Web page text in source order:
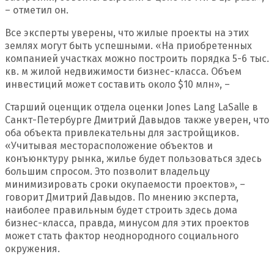
– отметил он.
Все эксперты уверены, что жилые проекты на этих
землях могут быть успешными. «На приобретенных
компанией участках можно построить порядка 5-6 тыс.
кв. м жилой недвижимости бизнес-класса. Объем
инвестиций может составить около $10 млн», –
Старший оценщик отдела оценки Jones Lang LaSalle в
Санкт-Петербурге Дмитрий Давыдов также уверен, что
оба объекта привлекательны для застройщиков.
«Учитывая месторасположение объектов и
конъюнктуру рынка, жилье будет пользоваться здесь
большим спросом. Это позволит владельцу
минимизировать сроки окупаемости проектов», –
говорит Дмитрий Давыдов. По мнению эксперта,
наиболее правильным будет строить здесь дома
бизнес-класса, правда, минусом для этих проектов
может стать фактор неоднородного социального
окружения.